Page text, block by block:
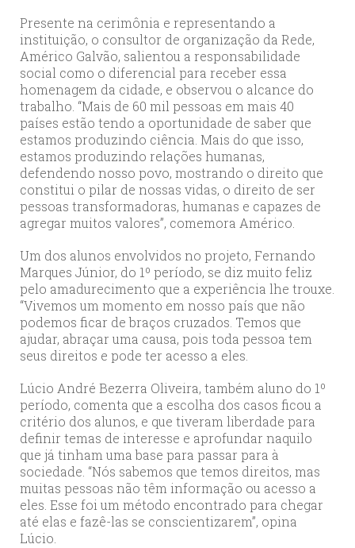
Presente na cerimônia e representando a
instituição, o consultor de organização da Rede,
Américo Galvão, salientou a responsabilidade
social como o diferencial para receber essa
homenagem da cidade, e observou o alcance do
trabalho. “Mais de 60 mil pessoas em mais 40
países estão tendo a oportunidade de saber que
estamos produzindo ciência. Mais do que isso,
estamos produzindo relações humanas,
defendendo nosso povo, mostrando o direito que
constitui o pilar de nossas vidas, o direito de ser
pessoas transformadoras, humanas e capazes de
agregar muitos valores”, comemora Américo.
Um dos alunos envolvidos no projeto, Fernando
Marques Júnior, do 1º período, se diz muito feliz
pelo amadurecimento que a experiência lhe trouxe.
“Vivemos um momento em nosso país que não
podemos ficar de braços cruzados. Temos que
ajudar, abraçar uma causa, pois toda pessoa tem
seus direitos e pode ter acesso a eles.
Lúcio André Bezerra Oliveira, também aluno do 1º
período, comenta que a escolha dos casos ficou a
critério dos alunos, e que tiveram liberdade para
definir temas de interesse e aprofundar naquilo
que já tinham uma base para passar para à
sociedade. “Nós sabemos que temos direitos, mas
muitas pessoas não têm informação ou acesso a
eles. Esse foi um método encontrado para chegar
até elas e fazê-las se conscientizarem”, opina
Lúcio.